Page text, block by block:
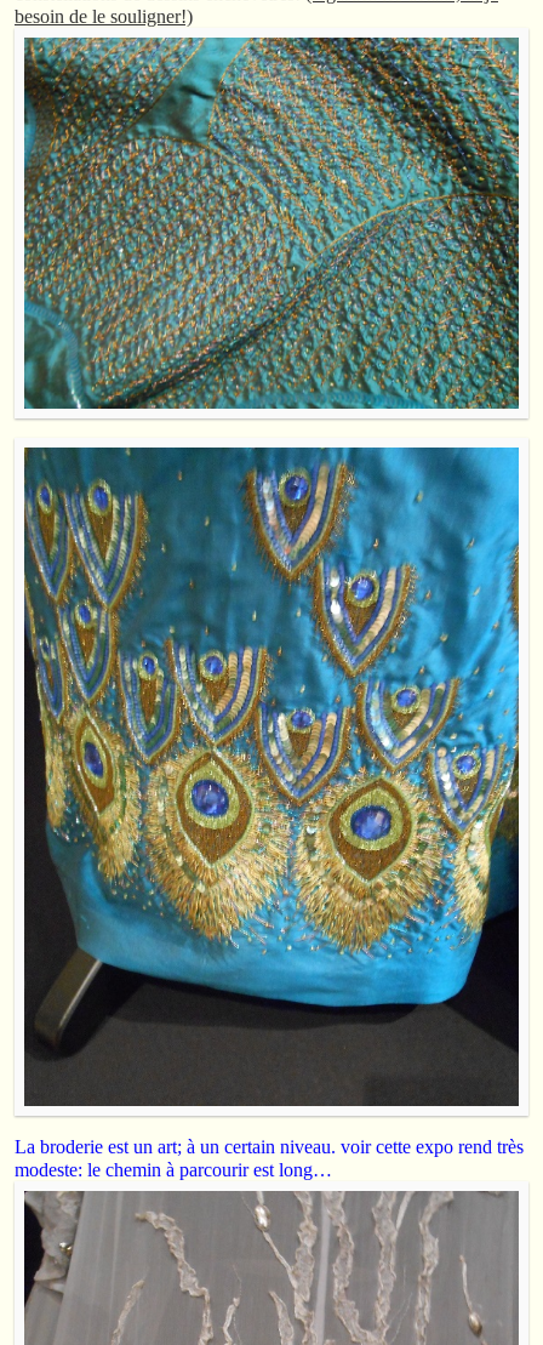
besoin de le souligner!)
La broderie est un art; à un certain niveau. voir cette expo rend très
modeste: le chemin à parcourir est long…